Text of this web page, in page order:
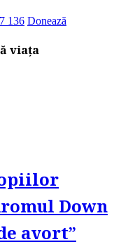
136 Donează
viața
Down
avort”